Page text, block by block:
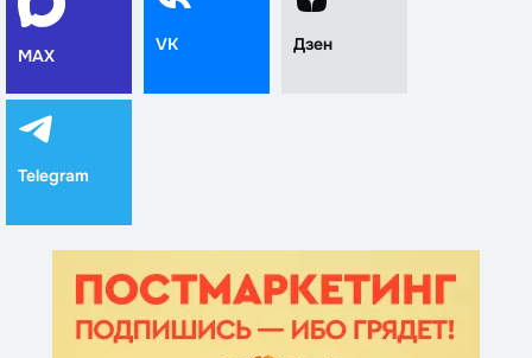
MAX
VK Дзен
Telegram